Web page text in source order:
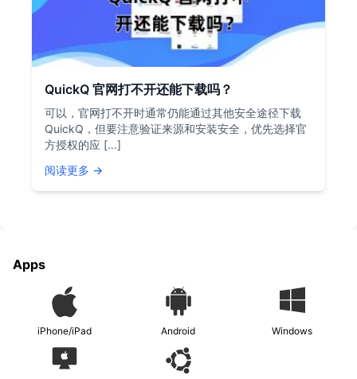
QuickQ 官网打不开还能下载吗？
可以，官网打不开时通常仍能通过其他安全途径下载
QuickQ，但要注意验证来源和安装安全，优先选择官
方授权的应 […]
阅读更多 →
Apps
iPhone/iPad Android Windows